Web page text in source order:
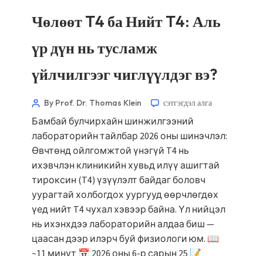
Чөлөөт T4 ба Нийт T4: Аль
үр дүн нь тусламж
үйлчилгээг чиглүүлдэг вэ?
By Prof. Dr. Thomas Klein сэтгэгдэл алга
Бамбай булчирхайн шинжилгээний
лабораторийн тайлбар 2026 оны шинэчлэл:
Өвчтөнд ойлгомжтой үнэгүй T4 нь
ихэвчлэн клиникийн хувьд илүү ашигтай
тироксин (T4) үзүүлэлт байдаг боловч
уурагтай холбогдох уургууд өөрчлөгдөх
үед нийт T4 чухал хэвээр байна. Үл нийцэл
нь ихэнхдээ лабораторийн алдаа биш —
цаасан дээр илэрч буй физиологи юм. 📖